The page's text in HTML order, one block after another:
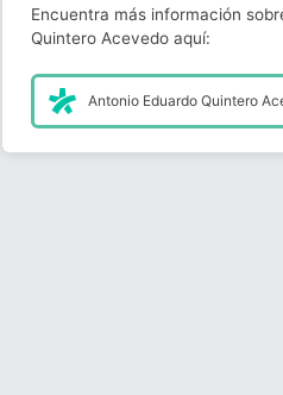
Encuentra más información
Quintero Acevedo aquí:
Antonio Eduardo Quintero